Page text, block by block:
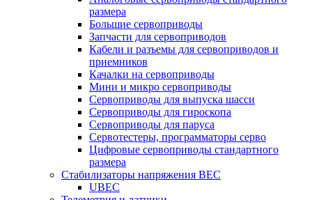
размера
Большие сервоприводы
Запчасти для сервоприводов
Кабели и разъемы для сервоприводов и
приемников
Качалки на сервоприводы
Мини и микро сервоприводы
Сервоприводы для выпуска шасси
Сервоприводы для гироскопа
Сервоприводы для паруса
Сервотестеры, программаторы серво
Цифровые сервоприводы стандартного
размера
Стабилизаторы напряжения BEC
UBEC